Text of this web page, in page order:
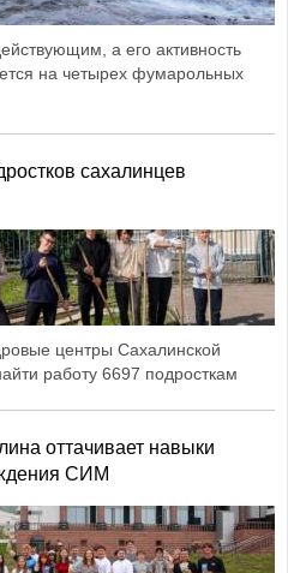
а его активность
на четырех фумарольных
сахалинцев
центры Сахалинской
работу 6697 подросткам
оттачивает навыки
СИМ